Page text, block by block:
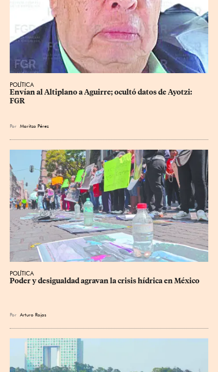
POLÍTICA
Envían al Altiplano a Aguirre; ocultó datos de Ayotzi:
FGR
Por Maritza Pérez
POLÍTICA
Poder y desigualdad agravan la crisis hídrica en México
Por Arturo Rojas